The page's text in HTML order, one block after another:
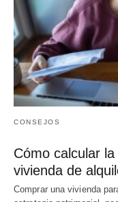
CONSEJOS
Cómo calcular
vivienda de
Comprar una vivienda